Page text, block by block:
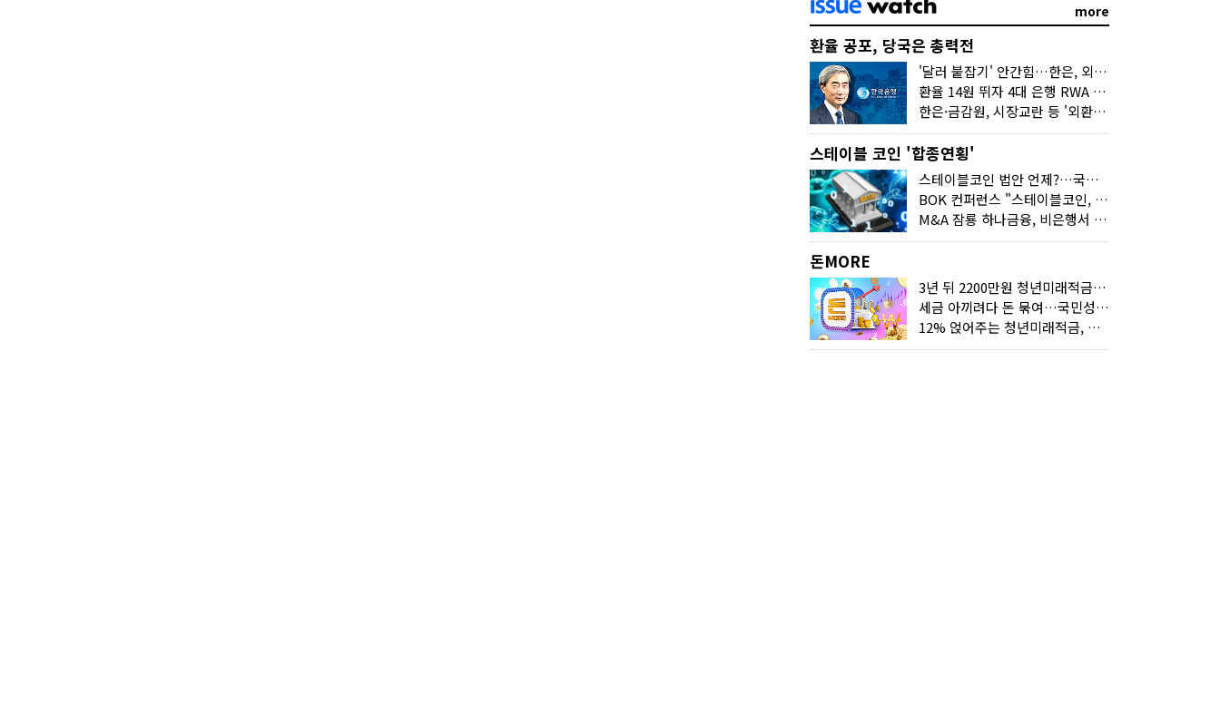
more
환율 공포, 당국은 총력전
'달러 붙잡기' 안간힘…한은, 외화 초과지준에 이자 6개월 더
환율 14원 뛰자 4대 은행 RWA 6조 '눈덩이'…2배 뛴 2분기는?
한은·금감원, 시장교란 등 '외환공동검사'…환율 급등 전방위 대응
스테이블 코인 '합종연횡'
스테이블코인 법안 언제?…국회에 쏠린 시선
BOK 컨퍼런스 "스테이블코인, 결제 넘어 보험 대출 등 금융 연결 도구"
M&A 잠룡 하나금융, 비은행서 '두나무'로 눈돌린 이유는
돈MORE
3년 뒤 2200만원 청년미래적금, 최고 금리 받으려면?
세금 아끼려다 돈 묶여…국민성장펀드 누가 가입하면 좋을까
12% 얹어주는 청년미래적금, 갈아타기 거절 될수 있어요